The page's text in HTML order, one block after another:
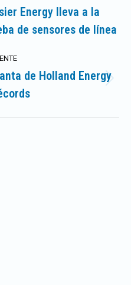
Publicación
Energy lleva a la
de sensores de línea
de Holland Energy